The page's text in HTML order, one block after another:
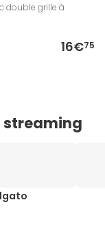
double grille à
16€75
streaming